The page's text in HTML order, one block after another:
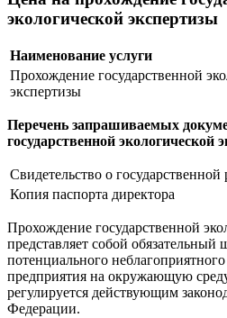
экологической экспертизы
Наименование услуги
Прохождение государственной
экспертизы
Перечень запрашиваемых
государственной экологической
Свидетельство о государственной
Копия паспорта директора
Прохождение государственной
представляет собой обязательный
потенциального
предприятия на окружающую
регулируется действующим
Федерации.